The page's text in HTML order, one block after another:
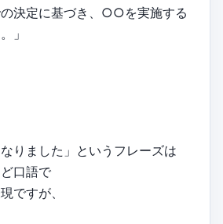
の決定に基づき、○○を実施する
」
なりました」というフレーズは
口語で
ですが、